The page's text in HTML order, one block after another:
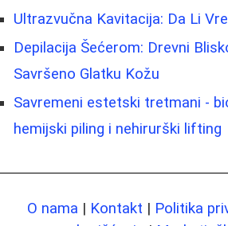
Ultrazvučna Kavitacija: Da Li
Depilacija Šećerom: Drevni
Savršeno Glatku Kožu
Savremeni estetski tretmani -
hemijski piling i nehirurški lifting
O nama | Kontakt | Politika